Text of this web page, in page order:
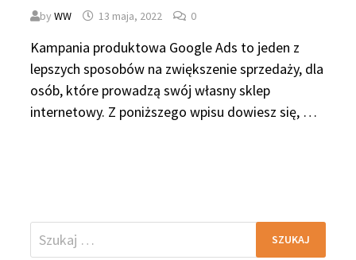
byWW 13 maja, 2022 0
Kampania produktowa Google Ads to jeden z
lepszych sposobów na zwiększenie sprzedaży, dla
osób, które prowadzą swój własny sklep
internetowy. Z poniższego wpisu dowiesz się, …
Szukaj: